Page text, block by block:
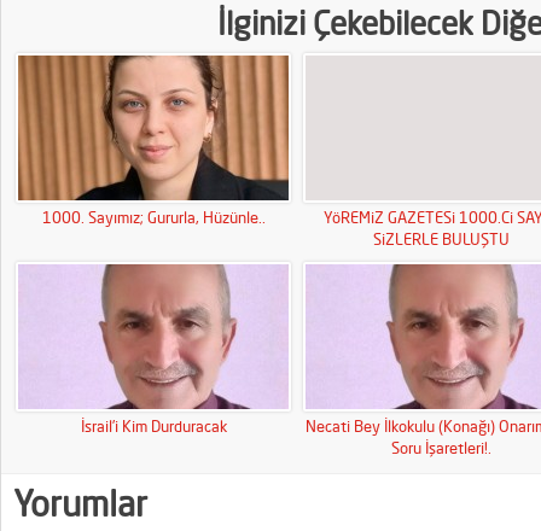
İlginizi Çekebilecek
1000. Sayımız; Gururla, Hüzünle..
YöREMiZ GAZETESi 1000.Ci
SiZLERLE BULUŞTU
İsrail’i Kim Durduracak
Necati Bey İlkokulu (Konağı)
Soru İşaretleri!.
Yorumlar